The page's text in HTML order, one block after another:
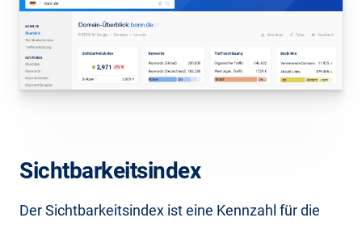
Sichtbarkeitsindex
Der Sichtbarkeitsindex ist eine Kennzahl für die